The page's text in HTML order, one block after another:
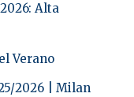
Alta
Verano
2026 | Milan